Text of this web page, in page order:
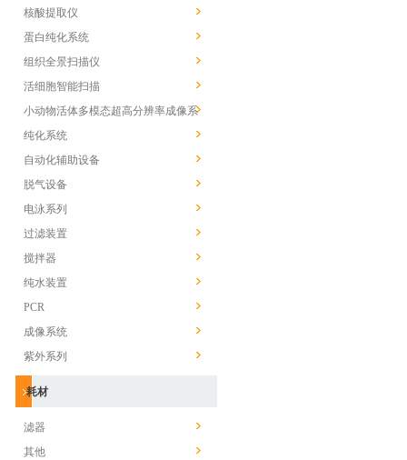
核酸提取仪
蛋白纯化系统
组织全景扫描仪
活细胞智能扫描
小动物活体多模态超高分辨率成像系
统
纯化系统
自动化辅助设备
脱气设备
电泳系列
过滤装置
搅拌器
纯水装置
PCR
成像系统
紫外系列
耗材
滤器
其他